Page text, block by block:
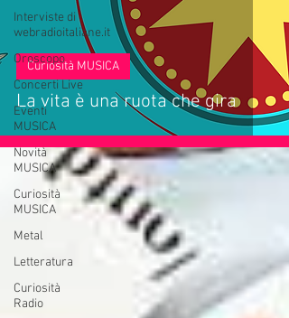
Interviste di
webradioitaliane.it
Oroscopo
Concerti Live
Eventi
MUSICA
Novità
MUSICA
Curiosità
MUSICA
Metal
Letteratura
Curiosità
Radio
La vita è una ruota che gira
Curiosità MUSICA